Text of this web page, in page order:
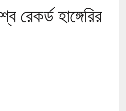
রেকর্ড হাঙ্গেরির